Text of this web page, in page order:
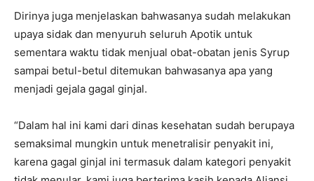
Dirinya juga menjelaskan bahwasanya sudah melakukan
upaya sidak dan menyuruh seluruh Apotik untuk
sementara waktu tidak menjual obat-obatan jenis Syrup
sampai betul-betul ditemukan bahwasanya apa yang
menjadi gejala gagal ginjal.
“Dalam hal ini kami dari dinas kesehatan sudah berupaya
semaksimal mungkin untuk menetralisir penyakit ini,
karena gagal ginjal ini termasuk dalam kategori penyakit